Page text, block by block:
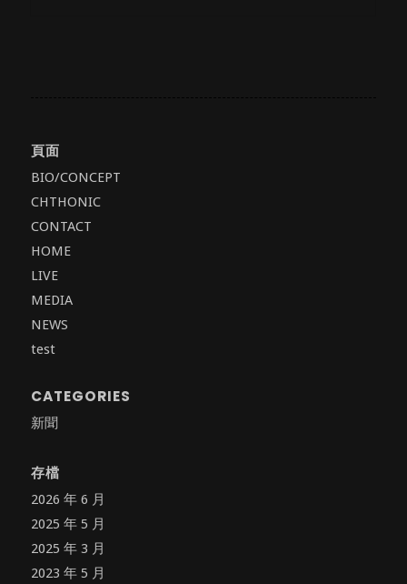
頁面
BIO/CONCEPT
CHTHONIC
CONTACT
HOME
LIVE
MEDIA
NEWS
test
CATEGORIES
新聞
存檔
2026 年 6 月
2025 年 5 月
2025 年 3 月
2023 年 5 月